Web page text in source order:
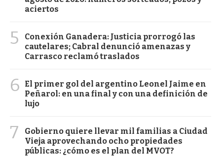
aciertos
5
Conexión Ganadera: Justicia prorrogó las
cautelares; Cabral denunció amenazas y
Carrasco reclamó traslados
6
El primer gol del argentino Leonel Jaime en
Peñarol: en una final y con una definición de
lujo
7
Gobierno quiere llevar mil familias a Ciudad
Vieja aprovechando ocho propiedades
públicas: ¿cómo es el plan del MVOT?